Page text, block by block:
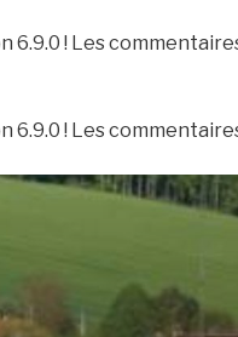
6.9.0 ! Les
6.9.0 ! Les